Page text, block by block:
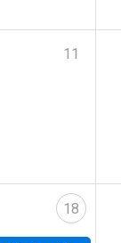
11
18